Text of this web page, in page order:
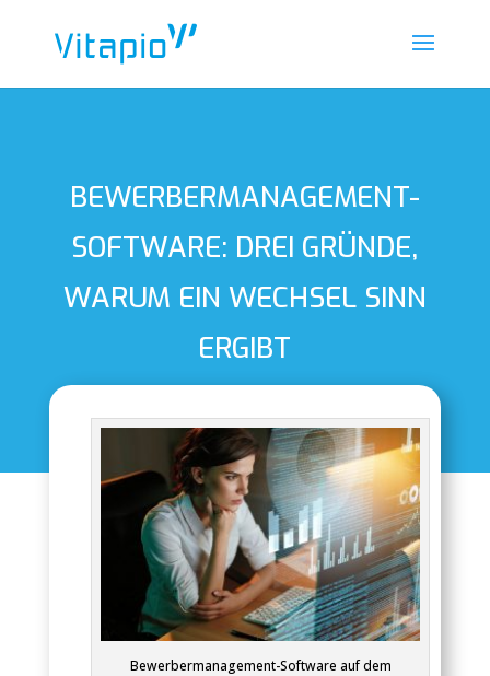
BEWERBERMANAGEMENT-
SOFTWARE: DREI GRÜNDE,
WARUM EIN WECHSEL SINN
ERGIBT
Bewerbermanagement-Software auf dem